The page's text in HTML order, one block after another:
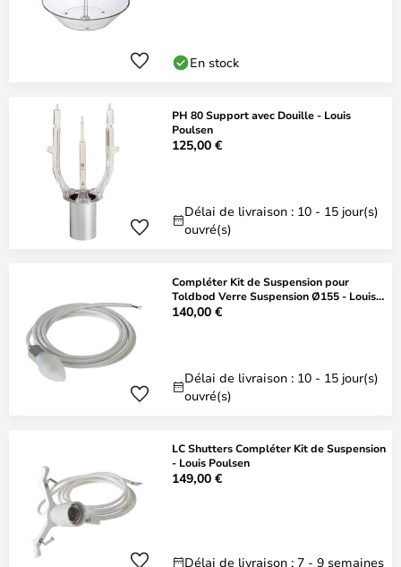
En stock
PH 80 Support avec Douille - Louis
Poulsen
125,00 €
Délai de livraison : 10 - 15 jour(s)
ouvré(s)
Compléter Kit de Suspension pour
Toldbod Verre Suspension Ø155 - Louis
Poulsen
140,00 €
Délai de livraison : 10 - 15 jour(s)
ouvré(s)
LC Shutters Compléter Kit de Suspension
- Louis Poulsen
149,00 €
Délai de livraison : 7 - 9 semaines